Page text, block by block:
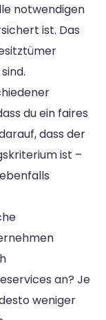
notwendigen
ist. Das
du ein faires
dass der
ist –
an? Je
weniger